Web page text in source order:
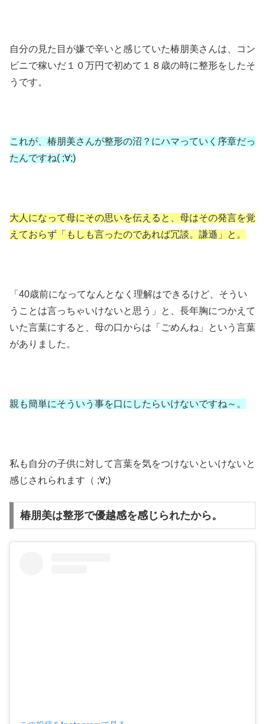
自分の見た目が嫌で辛いと感じていた椿朋美さんは、コン
ビニで稼いだ１０万円で初めて１８歳の時に整形をしたそ
うです。
これが、椿朋美さんが整形の沼？にハマっていく序章だっ
たんですね( ;∀;)
大人になって母にその思いを伝えると、母はその発言を覚
えておらず「もしも言ったのであれば冗談。謙遜」と。
「40歳前になってなんとなく理解はできるけど、そうい
うことは言っちゃいけないと思う」と、長年胸につかえて
いた言葉にすると、母の口からは「ごめんね」という言葉
がありました。
親も簡単にそういう事を口にしたらいけないですね～。
私も自分の子供に対して言葉を気をつけないといけないと
感じされられます（ ;∀;)
椿朋美は整形で優越感を感じられたから。